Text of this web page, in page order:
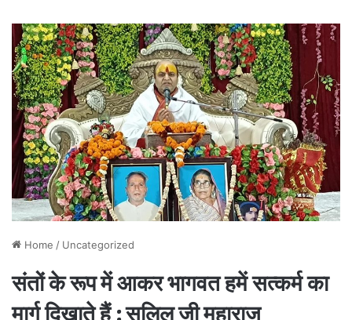
Home / Uncategorized
संतों के रूप में आकर भागवत हमें सत्कर्म का
मार्ग दिखाते हैं : सलिल जी महाराज